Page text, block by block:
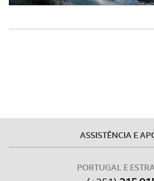
ASSISTÊNCIA E
PORTUGAL E